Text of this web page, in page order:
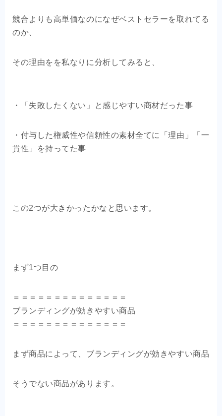
競合よりも高単価なのになぜベストセラーを取れてる
のか、
その理由をを私なりに分析してみると、
・「失敗したくない」と感じやすい商材だった事
・付与した権威性や信頼性の素材全てに「理由」「一
貫性」を持ってた事
この2つが大きかったかなと思います。
まず1つ目の
＝＝＝＝＝＝＝＝＝＝＝＝＝＝
ブランディングが効きやすい商品
＝＝＝＝＝＝＝＝＝＝＝＝＝＝
まず商品によって、ブランディングが効きやすい商品
そうでない商品があります。